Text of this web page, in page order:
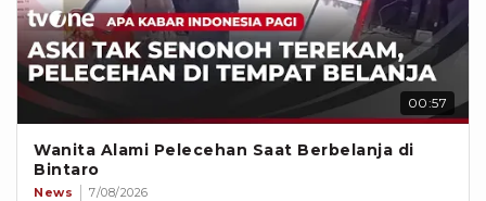
00:57
Wanita Alami Pelecehan Saat Berbelanja di
Bintaro
News 7/08/2026